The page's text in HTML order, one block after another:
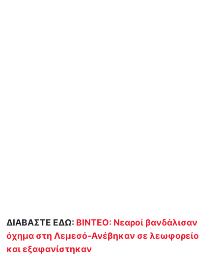
ΔΙΑΒΑΣΤΕ ΕΔΩ: ΒΙΝΤΕΟ: Νεαροί βανδάλισαν
όχημα στη Λεμεσό-Ανέβηκαν σε λεωφορείο
και εξαφανίστηκαν